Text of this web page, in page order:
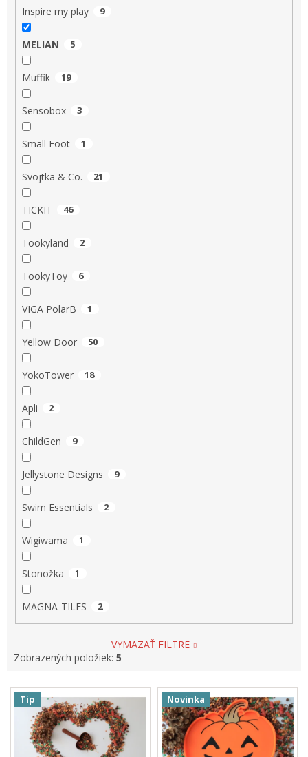
Inspire my play 9
MELIAN 5
Muffik 19
Sensobox 3
Small Foot 1
Svojtka & Co. 21
TICKIT 46
Tookyland 2
TookyToy 6
VIGA PolarB 1
Yellow Door 50
YokoTower 18
Apli 2
ChildGen 9
Jellystone Designs 9
Swim Essentials 2
Wigiwama 1
Stonožka 1
MAGNA-TILES 2
VYMAZAŤ FILTRE
Zobrazených položiek: 5
V Tip Novinka